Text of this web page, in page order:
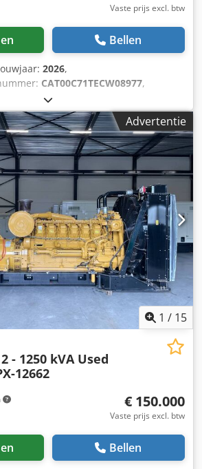
Vaste prijs excl. btw
Bellen
2026,
CAT00C71TECW08977,
, motorfabrikant:
2.238 kg
220 kVA Afmetingen laadruimte: 352 x
ja Watertankinhoud: 418 l
Neem contact op met Team DPX
= Overige opties en accessoires =
- Accu - Bedieningspaneel - Stalen
Advertentie
1 / 15
- 1250 kVA Used
12662
€ 150.000
Vaste prijs excl. btw
Bellen